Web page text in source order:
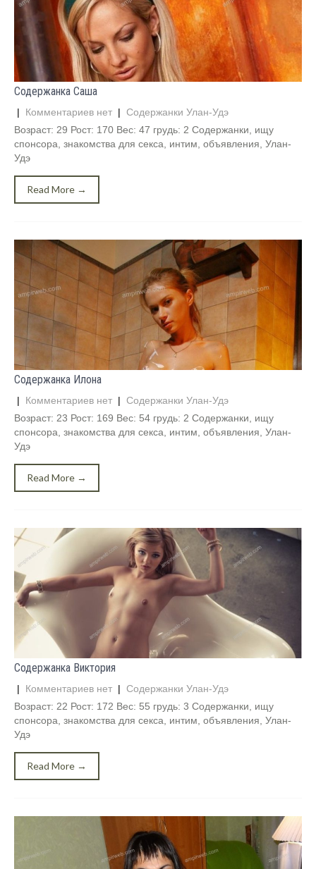
Содержанка Саша
| Комментариев нет | Содержанки Улан-Удэ
Возраст: 29 Рост: 170 Вес: 47 грудь: 2 Содержанки, ищу
спонсора, знакомства для секса, интим, объявления, Улан-
Удэ
Read More →
Содержанка Илона
| Комментариев нет | Содержанки Улан-Удэ
Возраст: 23 Рост: 169 Вес: 54 грудь: 2 Содержанки, ищу
спонсора, знакомства для секса, интим, объявления, Улан-
Удэ
Read More →
Содержанка Виктория
| Комментариев нет | Содержанки Улан-Удэ
Возраст: 22 Рост: 172 Вес: 55 грудь: 3 Содержанки, ищу
спонсора, знакомства для секса, интим, объявления, Улан-
Удэ
Read More →